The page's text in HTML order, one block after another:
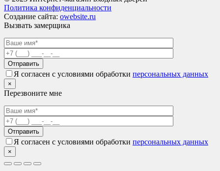
Политика конфиденциальности
Создание сайта: owebsite.ru
Вызвать замерщика
Я согласен с условиями обработки персональных данных
×
Перезвоните мне
Я согласен с условиями обработки персональных данных
×